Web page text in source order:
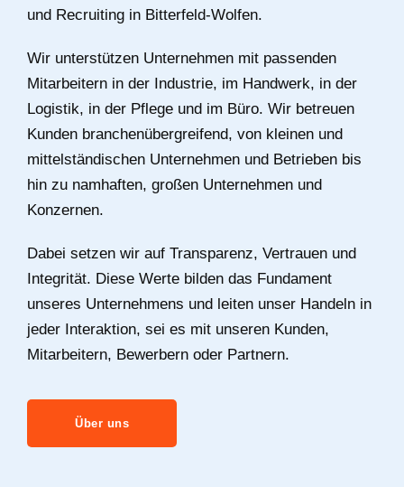
und Recruiting in Bitterfeld-Wolfen.
Wir unterstützen Unternehmen mit passenden
Mitarbeitern in der Industrie, im Handwerk, in der
Logistik, in der Pflege und im Büro. Wir betreuen
Kunden branchenübergreifend, von kleinen und
mittelständischen Unternehmen und Betrieben bis
hin zu namhaften, großen Unternehmen und
Konzernen.
Dabei setzen wir auf Transparenz, Vertrauen und
Integrität. Diese Werte bilden das Fundament
unseres Unternehmens und leiten unser Handeln in
jeder Interaktion, sei es mit unseren Kunden,
Mitarbeitern, Bewerbern oder Partnern.
Über uns